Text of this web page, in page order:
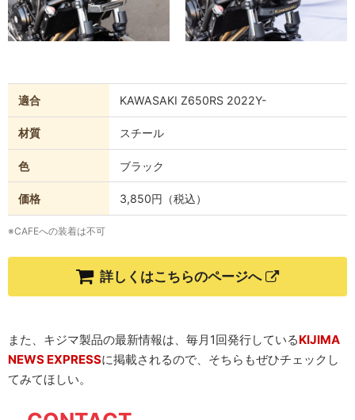
適合 KAWASAKI Z650RS 2022Y-
材質 スチール
色 ブラック
価格 3,850円（税込）
※CAFEへの装着は不可
詳しくはこちらのページへ
また、キジマ製品の最新情報は、毎月1回発行しているKIJIMA
NEWS EXPRESSに掲載されるので、そちらもぜひチェックし
てみてほしい。